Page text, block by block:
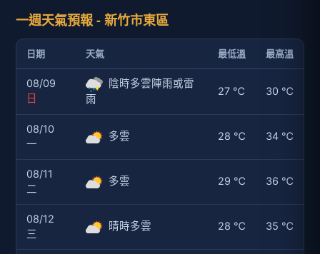
一週天氣預報 - 新竹市東區
日期 天氣 最低溫 最高溫
08/09
日
陰時多雲陣雨或雷
雨
27 ℃ 30 ℃
08/10
一
多雲 28 ℃ 34 ℃
08/11
二
多雲 29 ℃ 36 ℃
08/12
三
晴時多雲 28 ℃ 35 ℃